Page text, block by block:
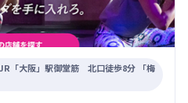
「大阪」駅御堂筋 北口徒歩8分 「梅